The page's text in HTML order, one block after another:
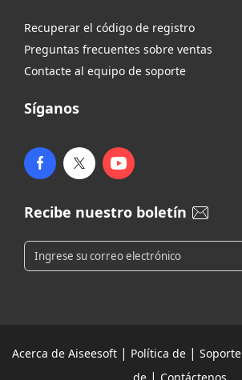
Recuperar el código de registro
Preguntas frecuentes sobre ventas
Contacte al equipo de soporte
Síganos
Recibe nuestro boletín
Acerca de Aiseesoft | Política de | Soporte